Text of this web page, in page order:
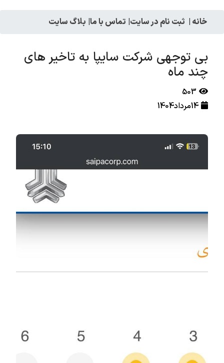
خانه | ثبت نام در سایت| تماس با ما| بلاگ سایت
بی توجهی شرکت سایپا به تاخیر های
چند ماه
503
14مرداد1404